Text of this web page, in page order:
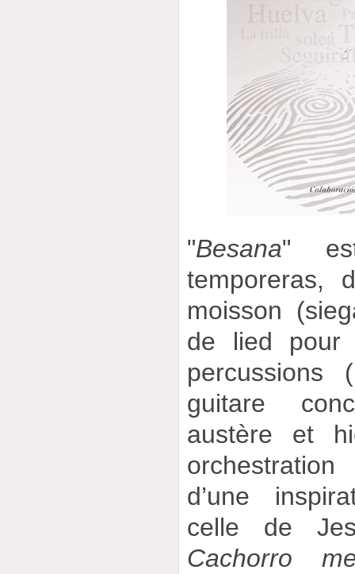
"Besana"
temporeras,
moisson
de lied pour
percussions (
guitare
austère et
d’une
celle de
Cachorro